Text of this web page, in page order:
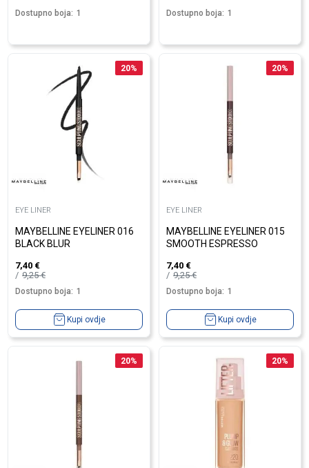
Dostupno boja: 1 Dostupno boja: 1
20%
EYE LINER
MAYBELLINE EYELINER 016
BLACK BLUR
7,40 €
9,25€
Dostupno boja: 1
Kupi ovdje
20%
EYE LINER
MAYBELLINE EYELINER 015
SMOOTH ESPRESSO
7,40 €
9,25€
Dostupno boja: 1
Kupi ovdje
20% 20%